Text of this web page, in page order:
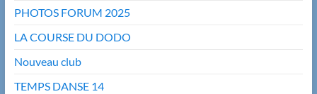
PHOTOS FORUM 2025
LA COURSE DU DODO
Nouveau club
TEMPS DANSE 14